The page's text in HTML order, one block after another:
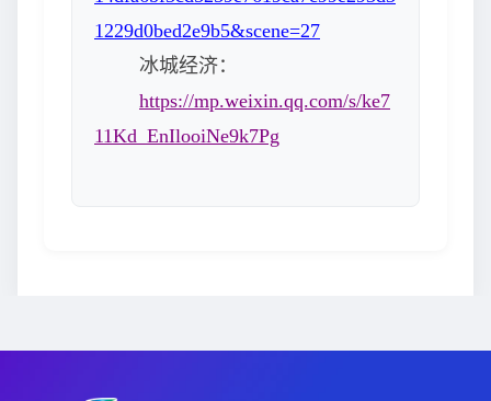
1229d0bed2e9b5&scene=27
冰城经济：
https://mp.weixin.qq.com/s/ke7
11Kd_EnIlooiNe9k7Pg